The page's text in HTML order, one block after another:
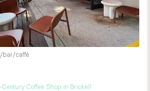
bar/caffè
Coffee Shop in Brickell